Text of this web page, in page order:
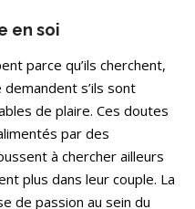
Chaque
est
réponses,
opportunités
souvent, un
départ.
suis pas là
juger, mais
respect et
en soi
parce qu’ils cherchent,
s’ils sont
de plaire. Ces doutes
par des
à chercher ailleurs
plus dans leur couple. La
de passion au sein du